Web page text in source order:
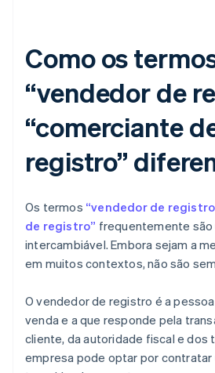
Como os
“vendedor de
“comerciante
registro”
Os termos “vendedor de
de registro” frequentemente
intercambiável. Embora sejam a
em muitos contextos, não são
O vendedor de registro é a
venda e a que responde pela
cliente, da autoridade fiscal e dos
empresa pode optar por